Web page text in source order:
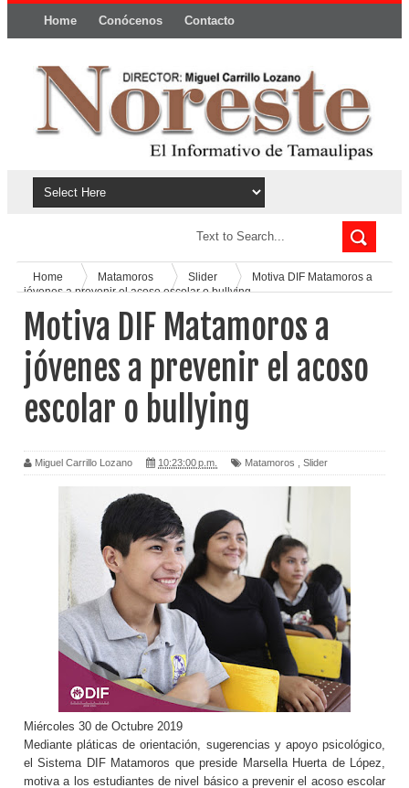
Home Conócenos Contacto
Home Matamoros Slider
Motiva DIF Matamoros a
jóvenes a prevenir el acoso escolar o bullying
Motiva DIF Matamoros a
jóvenes a prevenir el acoso
escolar o bullying
Miguel Carrillo Lozano 10:23:00 p.m. Matamoros Slider
Miércoles 30 de Octubre 2019
Mediante pláticas de orientación, sugerencias y apoyo psicológico,
el Sistema DIF Matamoros que preside Marsella Huerta de López,
motiva a los estudiantes de nivel básico a prevenir el acoso escolar